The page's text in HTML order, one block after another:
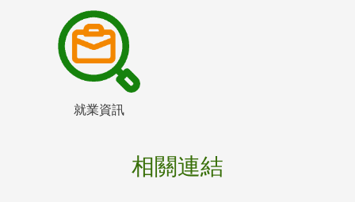
就業資訊
相關連結